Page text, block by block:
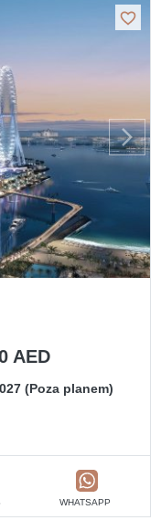
AED
(Poza planem)
WHATSAPP